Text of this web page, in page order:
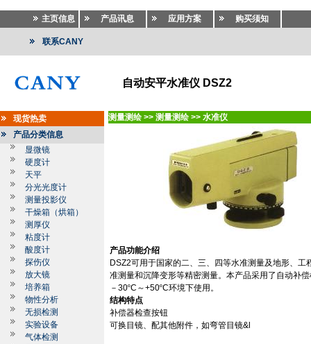
主页信息 产品讯息 应用方案 购买须知
联系CANY
自动安平水准仪 DSZ2
现货热卖
产品分类信息
显微镜
硬度计
天平
分光光度计
测量投影仪
干燥箱（烘箱）
测厚仪
粘度计
酸度计
探伤仪
放大镜
培养箱
物性分析
无损检测
实验设备
气体检测
测量测绘 >> 测量测绘 >> 水准仪
产品功能介绍
DSZ2可用于国家的二、三、四等水准测量及地形、工
准测量和沉降变形等精密测量。本产品采用了自动补
－ 30ºC ～+50ºC环境下使用。
结构特点
补偿器检查按钮
可换目镜、配其他附件，如弯管目镜&l